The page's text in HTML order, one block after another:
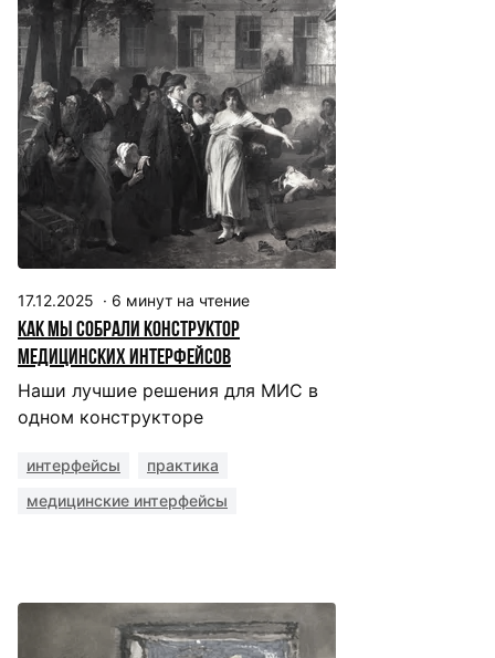
17.12.2025 · 6 минут на чтение
Как мы собрали конструктор
медицинских интерфейсов
Наши лучшие решения для МИС в
одном конструкторе
интерфейсы
практика
медицинские интерфейсы